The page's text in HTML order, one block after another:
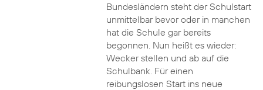
Bundesländern steht der Schulstart
unmittelbar bevor oder in manchen
hat die Schule gar bereits
begonnen. Nun heißt es wieder:
Wecker stellen und ab auf die
Schulbank. Für einen
reibungslosen Start ins neue